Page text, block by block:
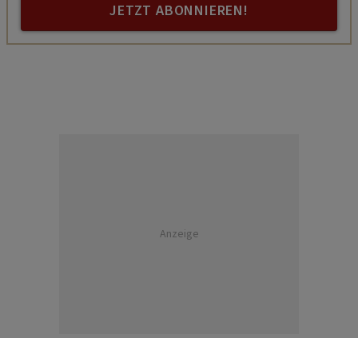
JETZT ABONNIEREN!
Anzeige